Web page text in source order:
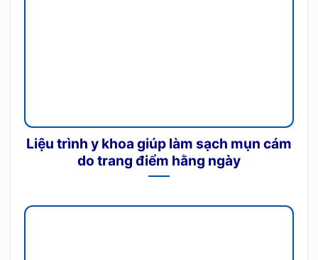
Liệu trình y khoa giúp làm sạch mụn cám
do trang điểm hằng ngày